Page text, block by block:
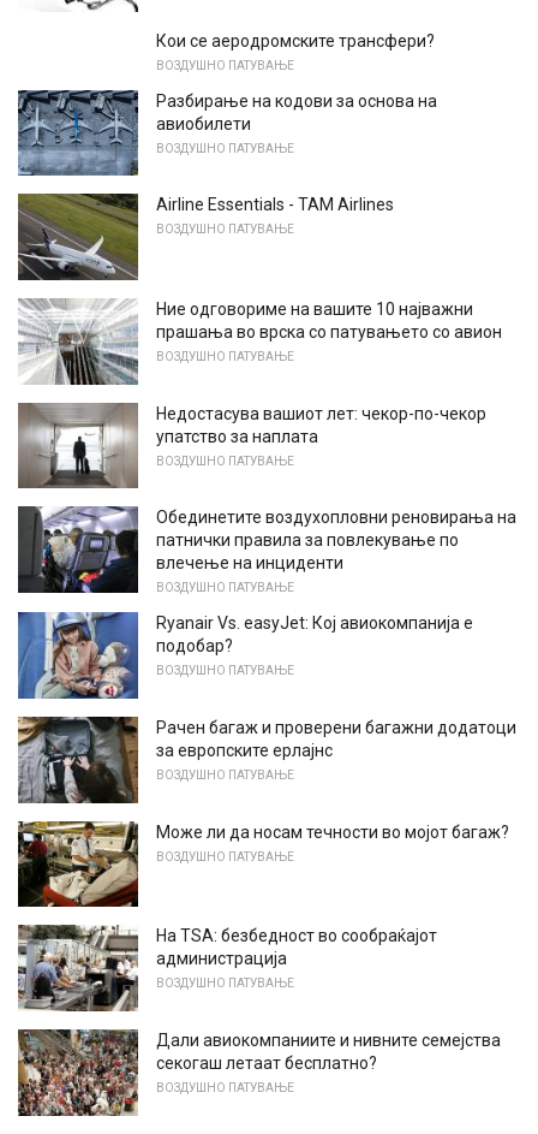
Кои се аеродромските трансфери?
ВОЗДУШНО ПАТУВАЊЕ
Разбирање на кодови за основа на
авиобилети
ВОЗДУШНО ПАТУВАЊЕ
Airline Essentials - TAM Airlines
ВОЗДУШНО ПАТУВАЊЕ
Ние одговориме на вашите 10 најважни
прашања во врска со патувањето со авион
ВОЗДУШНО ПАТУВАЊЕ
Недостасува вашиот лет: чекор-по-чекор
упатство за наплата
ВОЗДУШНО ПАТУВАЊЕ
Обединетите воздухопловни реновирања на
патнички правила за повлекување по
влечење на инциденти
ВОЗДУШНО ПАТУВАЊЕ
Ryanair Vs. easyJet: Кој авиокомпанија е
подобар?
ВОЗДУШНО ПАТУВАЊЕ
Рачен багаж и проверени багажни додатоци
за европските ерлајнс
ВОЗДУШНО ПАТУВАЊЕ
Може ли да носам течности во мојот багаж?
ВОЗДУШНО ПАТУВАЊЕ
На TSA: безбедност во сообраќајот
администрација
ВОЗДУШНО ПАТУВАЊЕ
Дали авиокомпаниите и нивните семејства
секогаш летаат бесплатно?
ВОЗДУШНО ПАТУВАЊЕ